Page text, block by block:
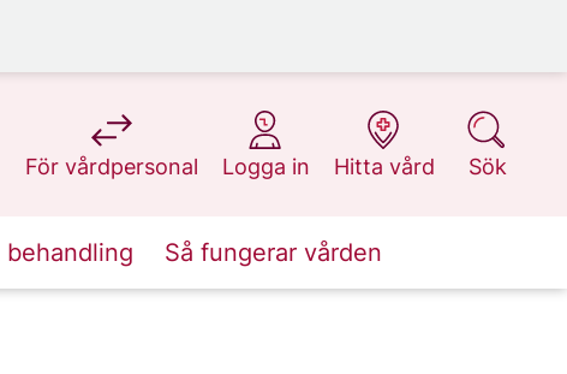
För vårdpersonal
på 1177.se
Logga in
på 1177.se
Hitta vård
på 1177.se
Sök
på 1177.se
behandling Så fungerar vården